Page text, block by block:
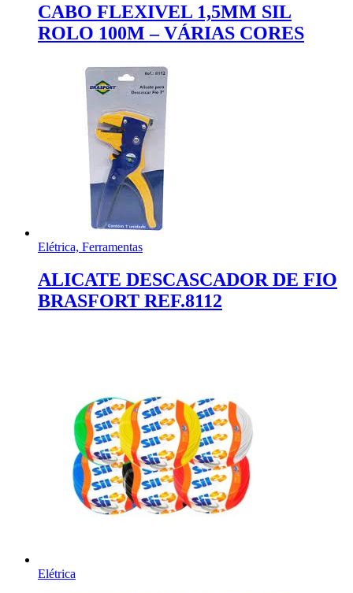
CABO FLEXIVEL 1,5MM SIL
ROLO 100M – VÁRIAS CORES
Elétrica, Ferramentas
ALICATE DESCASCADOR DE FIO
BRASFORT REF.8112
Elétrica